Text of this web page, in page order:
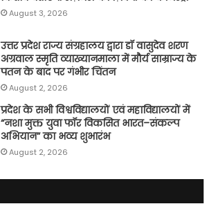
August 3, 2026
उत्तर प्रदेश राज्य संग्रहालय द्वारा डॉ वासुदेव शरण
अग्रवाल स्मृति व्याख्यानमाला में मौर्य साम्राज्य के
पतन के बाद पर गंभीर चिंतन
August 2, 2026
प्रदेश के सभी विश्वविद्यालयों एवं महाविद्यालयों में
“नशा मुक्त युवा फॉर विकसित भारत–संकल्प
अभियान” का भव्य शुभारंभ
August 2, 2026